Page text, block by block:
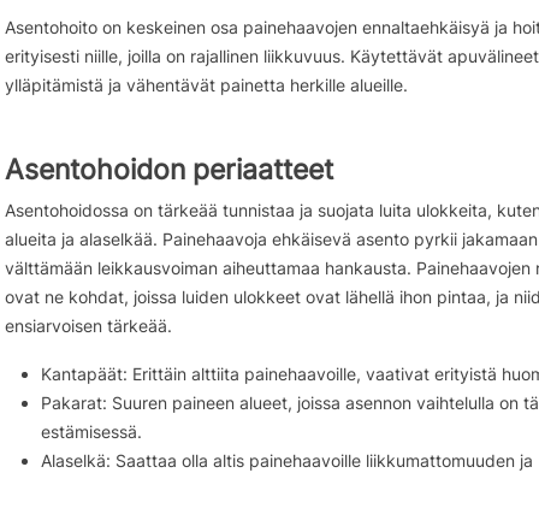
Asentohoito on keskeinen osa painehaavojen ennaltaehkäisyä ja
erityisesti niille, joilla on rajallinen liikkuvuus. Käytettävät
ylläpitämistä ja vähentävät painetta herkille alueille.
Asentohoidon periaatteet
Asentohoidossa on tärkeää tunnistaa ja suojata luita ulokkeita,
alueita ja alaselkää. Painehaavoja ehkäisevä asento pyrkii
välttämään leikkausvoiman aiheuttamaa hankausta.
ovat ne kohdat, joissa luiden ulokkeet ovat lähellä ihon pintaa, ja
ensiarvoisen tärkeää.
Kantapäät: Erittäin alttiita painehaavoille, vaativat erityistä
Pakarat: Suuren paineen alueet, joissa asennon vaihtelulla on
estämisessä.
Alaselkä: Saattaa olla altis painehaavoille liikkumattomuuden